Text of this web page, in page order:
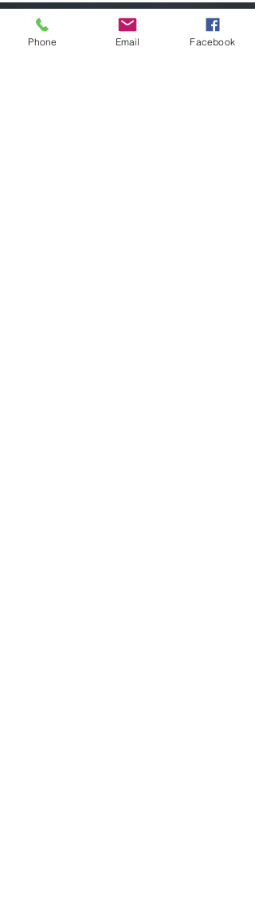
há 9 horas 1 min de leitura
Phone Email Facebook